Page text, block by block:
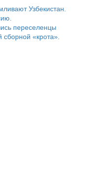
Узбекистан.
переселенцы
сборной «крота».